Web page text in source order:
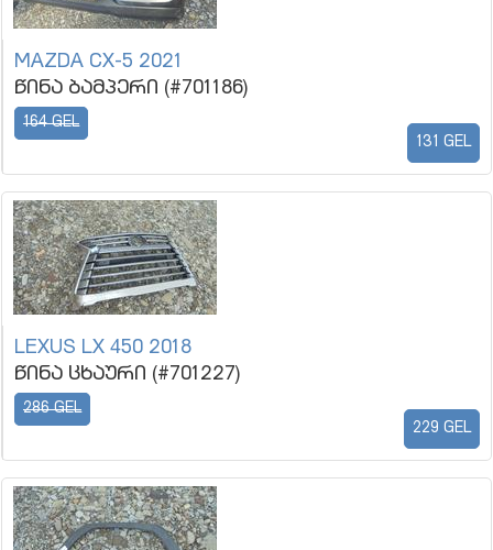
MAZDA CX-5 2021
წინა ბამპერი (#701186)
164 GEL
131 GEL
LEXUS LX 450 2018
წინა ცხაური (#701227)
286 GEL
229 GEL